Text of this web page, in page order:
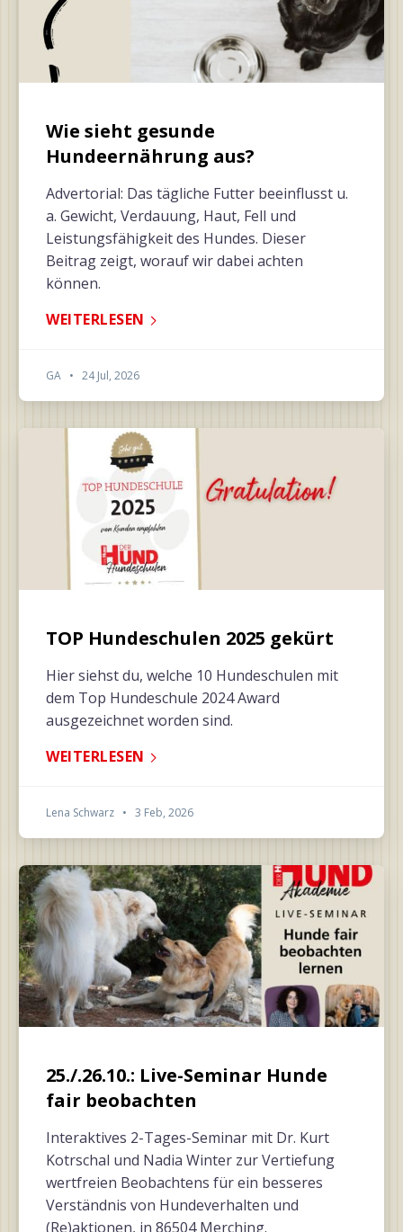
Wie sieht gesunde
Hundeernährung aus?
Advertorial: Das tägliche Futter beeinflusst u.
a. Gewicht, Verdauung, Haut, Fell und
Leistungsfähigkeit des Hundes. Dieser
Beitrag zeigt, worauf wir dabei achten
können.
WEITERLESEN
GA • 24 Jul, 2026
TOP Hundeschulen 2025 gekürt
Hier siehst du, welche 10 Hundeschulen mit
dem Top Hundeschule 2024 Award
ausgezeichnet worden sind.
WEITERLESEN
Lena Schwarz • 3 Feb, 2026
25./.26.10.: Live-Seminar Hunde
fair beobachten
Interaktives 2-Tages-Seminar mit Dr. Kurt
Kotrschal und Nadia Winter zur Vertiefung
wertfreien Beobachtens für ein besseres
Verständnis von Hundeverhalten und
(Re)aktionen, in 86504 Merching.